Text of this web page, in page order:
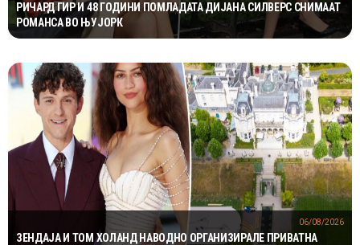
РИЧАРД ГИР И 48 ГОДИНИ ПОМЛАДАТА ДИЈАНА СИЛВЕРС СНИМААТ
РОМАНСА ВО ЊУЈОРК
ЗЕНДАЈА И ТОМ ХОЛАНД НАВОДНО ОРГАНИЗИРАЛЕ ПРИВАТНА
06/08/2026